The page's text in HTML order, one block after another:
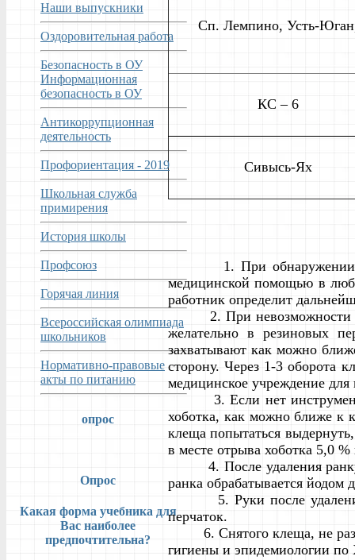
Наши выпускники
Оздоровительная работа
Безопасность в ОУ
Информационная
безопасность в ОУ
Антикоррупционная
деятельность
Профориентация - 2019
Школьная служба
примирения
История школы
Профсоюз
Горячая линия
Всероссийская олимпиада
школьников
Нормативно-правовые
акты по питанию
опрос
Опрос
Какая форма учебника для
Вас наиболее
предпочтительна?
Сп. Лемпино, Усть-
КС – 6
Сивысь-Ях
1. При обнаружении
медицинской помощью в
работник определит
2. При невозможности
желательно в резиновых
захватывают как можно
сторону. Через 1-3 оборота
медицинское учреждение
3. Если нет
хоботка, как можно ближе к
клеща попытаться
в месте отрыва хоботка 5,0
4. После удаления ранку
ранка обрабатывается йодом
5. Руки после удаления
перчаток.
6. Снятого клеща, не
гигиены и эпидемиологии